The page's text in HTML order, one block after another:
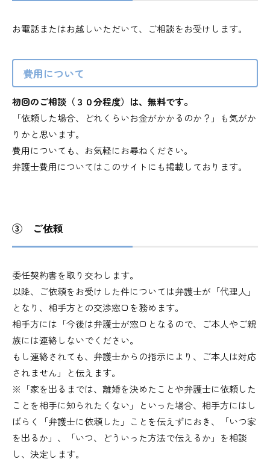
お電話またはお越しいただいて、ご相談をお受けします。
費用について
初回のご相談（３０分程度）は、無料です。
「依頼した場合、どれくらいお金がかかるのか？」も気がか
りかと思います。
費用についても、お気軽にお尋ねください。
弁護士費用についてはこのサイトにも掲載しております。
③ ご依頼
委任契約書を取り交わします。
以降、ご依頼をお受けした件については弁護士が「代理人」
となり、相手方との交渉窓口を務めます。
相手方には「今後は弁護士が窓口となるので、ご本人やご親
族には連絡しないでください。
もし連絡されても、弁護士からの指示により、ご本人は対応
されません」と伝えます。
※「家を出るまでは、離婚を決めたことや弁護士に依頼した
ことを相手に知られたくない」といった場合、相手方にはし
ばらく「弁護士に依頼した」ことを伝えずにおき、「いつ家
を出るか」、「いつ、どういった方法で伝えるか」を相談
し、決定します。